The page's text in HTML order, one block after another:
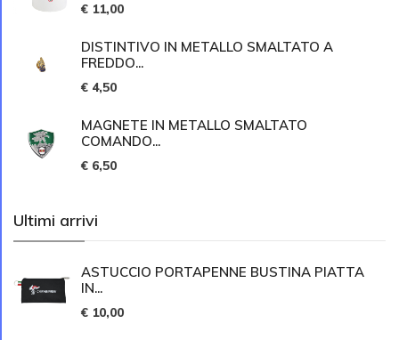
€ 11,00
DISTINTIVO IN METALLO SMALTATO A
FREDDO...
€ 4,50
MAGNETE IN METALLO SMALTATO
COMANDO...
€ 6,50
Ultimi arrivi
ASTUCCIO PORTAPENNE BUSTINA PIATTA
IN...
€ 10,00